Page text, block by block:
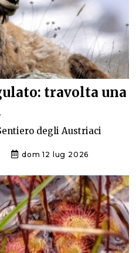
travolta una
degli Austriaci
dom 12 lug 2026